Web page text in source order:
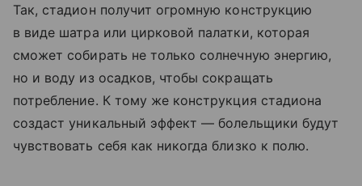
Так, стадион получит огромную конструкцию
в виде шатра или цирковой палатки, которая
сможет собирать не только солнечную энергию,
но и воду из осадков, чтобы сокращать
потребление. К тому же конструкция стадиона
создаст уникальный эффект — болельщики будут
чувствовать себя как никогда близко к полю.